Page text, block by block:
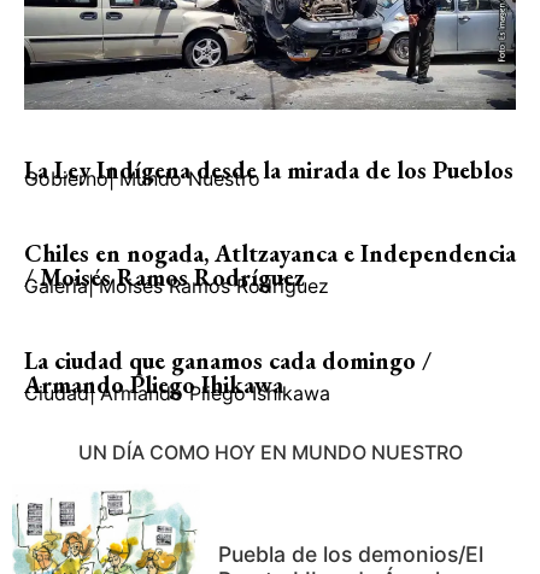
La Ley Indígena desde la mirada de los Pueblos
Gobierno| Mundo Nuestro
Chiles en nogada, Atltzayanca e Independencia
/ Moisés Ramos Rodríguez
Galería| Moisés Ramos Rodríguez
La ciudad que ganamos cada domingo /
Armando Pliego Ihikawa
Ciudad| Armando Pliego Ishikawa
UN DÍA COMO HOY EN MUNDO NUESTRO
Puebla de los demonios/El